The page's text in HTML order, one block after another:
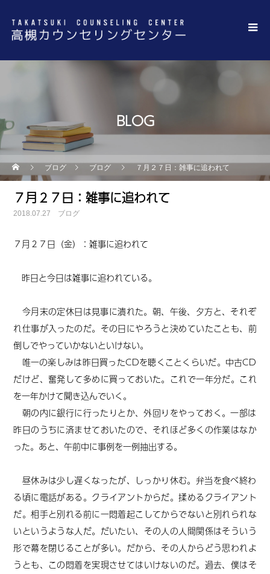
BLOG
ブログ ブログ ７月２７日：雑事に追われて
７月２７日：雑事に追われて
2018.07.27 ブログ
７月２７日（金）：雑事に追われて
昨日と今日は雑事に追われている。
今月末の定休日は見事に潰れた。朝、午後、夕方と、それぞ
れ仕事が入ったのだ。その日にやろうと決めていたことも、前
倒しでやっていかないといけない。
唯一の楽しみは昨日買ったCDを聴くことくらいだ。中古CD
だけど、奮発して多めに買っておいた。これで一年分だ。これ
を一年かけて聞き込んでいく。
朝の内に銀行に行ったりとか、外回りをやっておく。一部は
昨日のうちに済ませておいたので、それほど多くの作業はなか
った。あと、午前中に事例を一例抽出する。
昼休みは少し遅くなったが、しっかり休む。弁当を食べ終わ
る頃に電話がある。クライアントからだ。揉めるクライアント
だ。相手と別れる前に一悶着起こしてからでないと別れられな
いというような人だ。だいたい、その人の人間関係はそういう
形で幕を閉じることが多い。だから、その人からどう思われよ
うとも、この悶着を実現させてはいけないのだ。過去、僕はそ